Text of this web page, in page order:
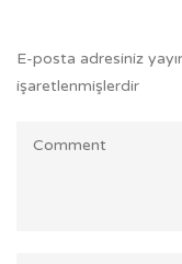
E-posta adresiniz
işaretlenmişlerdir